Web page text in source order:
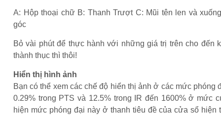
A: Hộp thoại chữ B: Thanh Trượt C: Mũi tên len và
góc
Bỏ vài phút để thực hành với những giá trị trên cho đến
thành thục thì thôi!
Hiển thị hình ảnh
Bạn có thể xem các chế độ hiển thị ảnh ở các mức phóng
0.29% trong PTS và 12.5% trong IR đến 1600% ở mức
hiện mức phóng đại này ở thanh tiêu đề của cửa sổ hiện